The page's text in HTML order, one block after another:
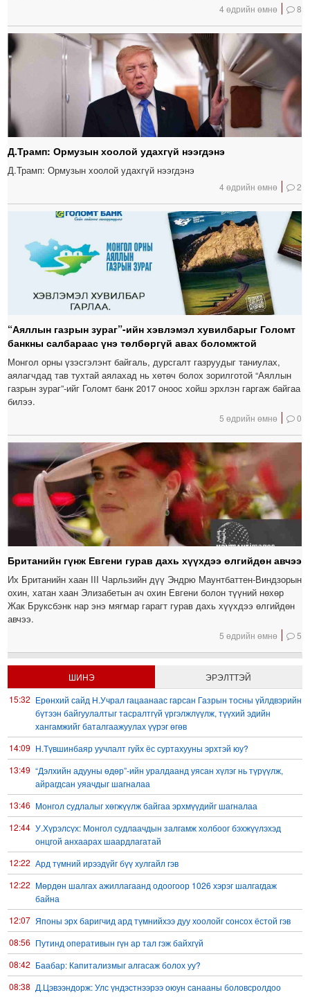
4 өдрийн өмнө 8
Д.Трамп: Ормузын хоолой удахгүй нээгдэнэ
Д.Трамп: Ормузын хоолой удахгүй нээгдэнэ
4 өдрийн өмнө 2
“Аяллын газрын зураг”-ийн хэвлэмэл хувилбарыг Голомт
банкны салбараас үнэ төлбөргүй авах боломжтой
Монгол орны үзэсгэлэнт байгаль, дурсгалт газруудыг таниулах,
аялагчдад тав тухтай аялахад нь хөтөч болох зорилготой “Аяллын
газрын зураг”-ийг Голомт банк 2017 оноос хойш эрхлэн гаргаж байгаа
билээ.
5 өдрийн өмнө 0
Британийн гүнж Евгени гурав дахь хүүхдээ өлгийдөн авчээ
Их Британийн хаан III Чарльзийн дүү Эндрю Маунтбаттен-Виндзорын
охин, хатан хаан Элизабетын ач охин Евгени болон түүний нөхөр
Жак Бруксбэнк нар энэ мягмар гарагт гурав дахь хүүхдээ өлгийдөн
авчээ.
5 өдрийн өмнө 5
ШИНЭ
ЭРЭЛТТЭЙ
15:32 Ерөнхий сайд Н.Учрал гацаанаас гарсан Газрын тосны үйлдвэрийн
бүтээн байгуулалтыг тасралтгүй үргэлжлүүлж, түүхий эдийн
хангамжийг баталгаажуулах үүрэг өгөв
14:09 Н.Түвшинбаяр уучлалт гуйх ёс суртахууны эрхтэй юу?
13:49 “Дэлхийн адууны өдөр”-ийн уралдаанд уясан хүлэг нь түрүүлж,
айрагдсан уяачдыг шагналаа
13:46 Монгол судлалыг хөгжүүлж байгаа эрхмүүдийг шагналаа
12:44 У.Хүрэлсүх: Монгол судлаачдын залгамж холбоог бэхжүүлэхэд
онцгой анхаарах шаардлагатай
12:22 Ард түмний ирээдүйг бүү хулгайл гэв
12:22 Мөрдөн шалгах ажиллагаанд одоогоор 1026 хэрэг шалгагдаж
байна
12:07 Японы эрх баригчид ард түмнийхээ дуу хоолойг сонсох ёстой гэв
08:56 Путинд оперативын гүн ар тал гэж байхгүй
08:42 Баабар: Капитализмыг алгасаж болох уу?
08:38 Д.Цэвээндорж: Улс үндэстнээрээ оюун санааны боловсролдоо